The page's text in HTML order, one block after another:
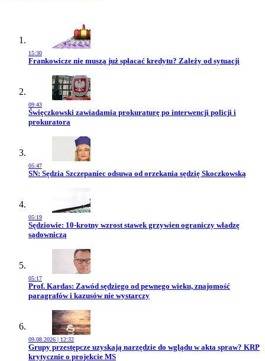
15:30
Przejdź do artykułu:
Frankowicze nie muszą już spłacać kredytu? Zależy od sytuacji
09:43
Przejdź do artykułu:
Święczkowski zawiadamia prokuraturę po interwencji policji i
prokuratora
05:47
Przejdź do artykułu:
SN: Sędzia Szczepaniec odsuwa od orzekania sędzię Skoczkowską
05:19
Przejdź do artykułu:
Sędziowie: 10-krotny wzrost stawek grzywien ograniczy władzę
sądowniczą
05:17
Przejdź do artykułu:
Prof. Kardas: Zawód sędziego od pewnego wieku, znajomość
paragrafów i kazusów nie wystarczy
09.08.2026 | 12:32
Przejdź do artykułu:
Grupy przestępcze uzyskają narzędzie do wglądu w akta spraw? KRP
krytycznie o projekcie MS